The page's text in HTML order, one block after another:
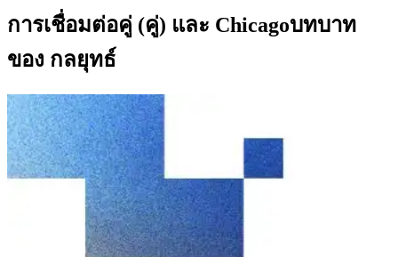
การเชื่อมต่อคู่ (คู่) และ Chicagoบทบาท
ของ กลยุทธ์